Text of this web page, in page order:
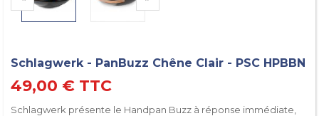
Schlagwerk - PanBuzz Chêne Clair - PSC HPBBN
49,00 € TTC
Schlagwerk présente le Handpan Buzz à réponse immédiate,